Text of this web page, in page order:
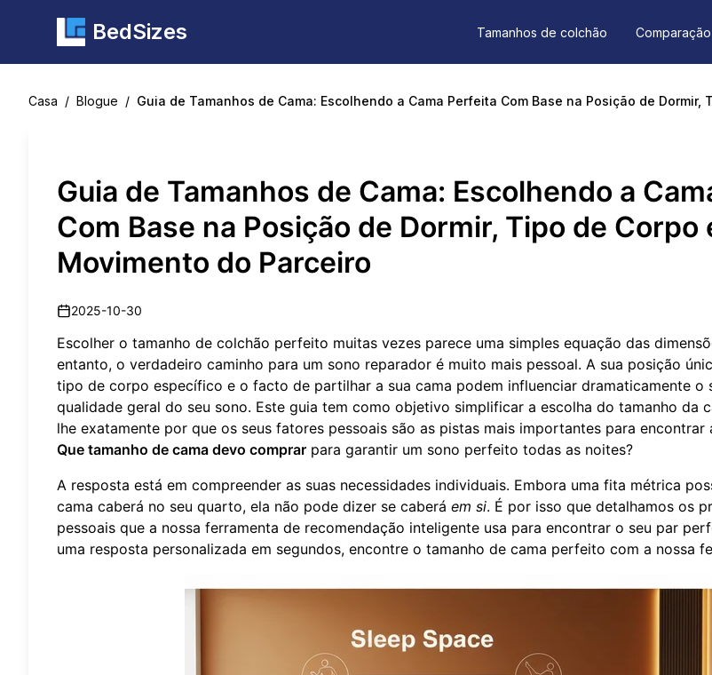
BedSizes Tamanhos de colchão
Casa / Blogue / Guia de Tamanhos de Cama: Escolhendo a Cama Perfeita Com Base na Posição de
Guia de Tamanhos de Cama: Escolhendo a
Com Base na Posição de Dormir, Tipo de Corpo
Movimento do Parceiro
2025-10-30
Escolher o tamanho de colchão perfeito muitas vezes parece uma simples equação das
entanto, o verdadeiro caminho para um sono reparador é muito mais pessoal. A sua posição
tipo de corpo específico e o facto de partilhar a sua cama podem influenciar dramaticamente o
qualidade geral do seu sono. Este guia tem como objetivo simplificar a escolha do tamanho da
lhe exatamente por que os seus fatores pessoais são as pistas mais importantes para encontrar
Que tamanho de cama devo comprar para garantir um sono perfeito todas as noites?
A resposta está em compreender as suas necessidades individuais. Embora uma fita métrica
cama caberá no seu quarto, ela não pode dizer se caberá em si. É por isso que detalhamos os
pessoais que a nossa ferramenta de recomendação inteligente usa para encontrar o seu par
uma resposta personalizada em segundos, encontre o tamanho de cama perfeito com a nossa